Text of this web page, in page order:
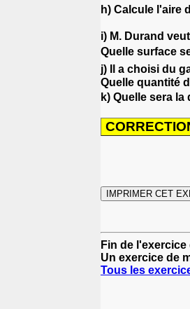
h) Calcule l'aire
i) M. Durand
Quelle surface
j) Il a choisi du
Quelle quantité
k) Quelle sera
Fin de
Un exercice de
Tous les